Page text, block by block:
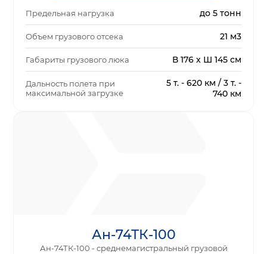
Предельная нагрузка до 5 тонн
Объем грузового отсека 21 м3
Габариты грузового люка В 176 x Ш 145 см
Дальность полета при
максимальной загрузке
5 т. - 620 км / 3 т. -
740 км
Ан-74ТК-100
Ан-74ТК-100 - среднемагистральный грузовой